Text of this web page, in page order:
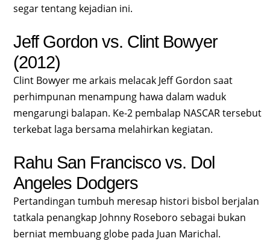
segar tentang kejadian ini.
Jeff Gordon vs. Clint Bowyer
(2012)
Clint Bowyer me arkais melacak Jeff Gordon saat
perhimpunan menampung hawa dalam waduk
mengarungi balapan. Ke-2 pembalap NASCAR tersebut
terkebat laga bersama melahirkan kegiatan.
Rahu San Francisco vs. Dol
Angeles Dodgers
Pertandingan tumbuh meresap histori bisbol berjalan
tatkala penangkap Johnny Roseboro sebagai bukan
berniat membuang globe pada Juan Marichal.